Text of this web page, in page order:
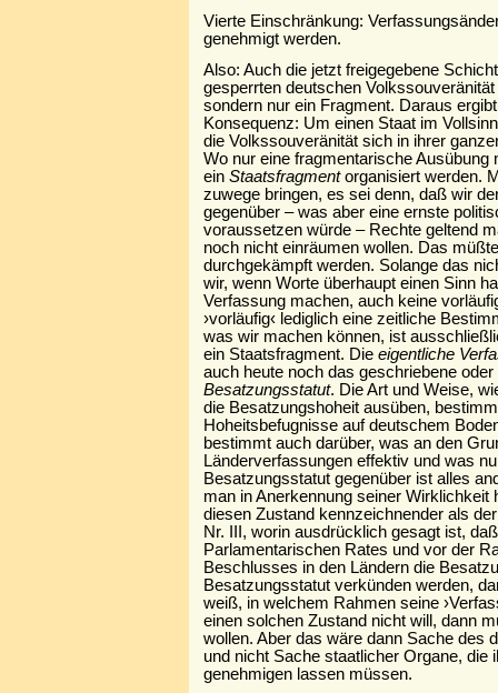
Vierte Einschränkung:
genehmigt werden.
Also: Auch die jetzt freigegebene
gesperrten deutschen
sondern nur ein Fragment. Daraus
Konsequenz: Um einen Staat im
die Volkssouveränität sich in ihrer
Wo nur eine fragmentarische Ausübung
einStaatsfragmentorganisiert werden.
zuwege bringen, es sei denn, daß wir
gegenüber – was aber eine ernste
voraussetzen würde – Rechte geltend
noch nicht einräumen wollen. Das
durchgekämpft werden. Solange das
wir, wenn Worte überhaupt einen Sinn
Verfassung machen, auch keine
›vorläufig‹ lediglich eine zeitliche
was wir machen können, ist
ein Staatsfragment. Dieeigentliche
auch heute noch das geschriebene
Besatzungsstatut. Die Art und Weise,
die Besatzungshoheit ausüben,
Hoheitsbefugnisse auf deutschem
bestimmt auch darüber, was an den
Länderverfassungen effektiv und was
Besatzungsstatut gegenüber ist alles
man in Anerkennung seiner Wirklichkeit
diesen Zustand kennzeichnender als
Nr. III, worin ausdrücklich gesagt ist,
Parlamentarischen Rates und vor der
Beschlusses in den Ländern die
Besatzungsstatut verkünden werden,
weiß, in welchem Rahmen seine
einen solchen Zustand nicht will, dann
wollen. Aber das wäre dann Sache des
und nicht Sache staatlicher Organe, die
genehmigen lassen müssen.